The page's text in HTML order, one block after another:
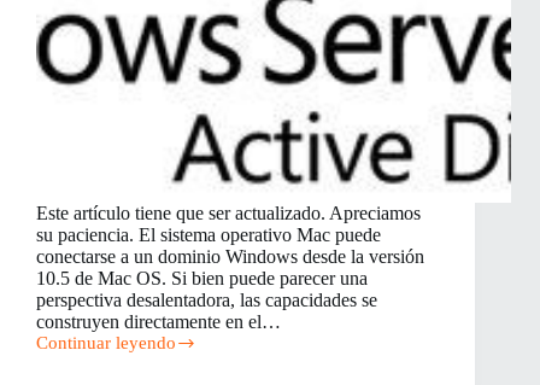
Este artículo tiene que ser actualizado. Apreciamos
su paciencia. El sistema operativo Mac puede
conectarse a un dominio Windows desde la versión
10.5 de Mac OS. Si bien puede parecer una
perspectiva desalentadora, las capacidades se
construyen directamente en el…
Continuar leyendo
Cómo